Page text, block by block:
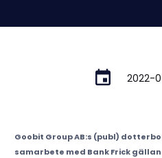
2022-
Goobit Group AB:s (publ)
samarbete med Bank Frick